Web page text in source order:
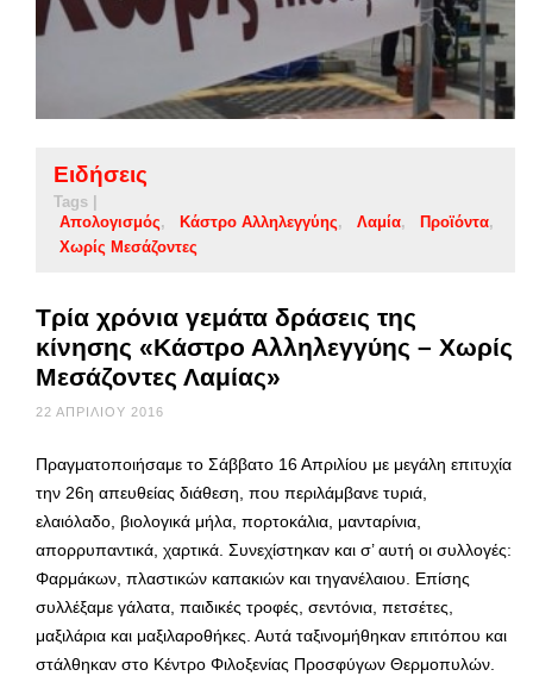
Ειδήσεις
Tags |
Απολογισμός
Κάστρο Αλληλεγγύης Λαμία
Προϊόντα
Χωρίς Μεσάζοντες
Τρία χρόνια γεμάτα δράσεις της
κίνησης «Κάστρο Αλληλεγγύης – Χωρίς
Μεσάζοντες Λαμίας»
22 ΑΠΡΙΛΊΟΥ 2016
Πραγματοποιήσαμε το Σάββατο 16 Απριλίου με μεγάλη επιτυχία
την 26η απευθείας διάθεση, που περιλάμβανε τυριά,
ελαιόλαδο, βιολογικά μήλα, πορτοκάλια, μανταρίνια,
απορρυπαντικά, χαρτικά. Συνεχίστηκαν και σ’ αυτή οι συλλογές:
Φαρμάκων, πλαστικών καπακιών και τηγανέλαιου. Επίσης
συλλέξαμε γάλατα, παιδικές τροφές, σεντόνια, πετσέτες,
μαξιλάρια και μαξιλαροθήκες. Αυτά ταξινομήθηκαν επιτόπου και
στάλθηκαν στο Κέντρο Φιλοξενίας Προσφύγων Θερμοπυλών.